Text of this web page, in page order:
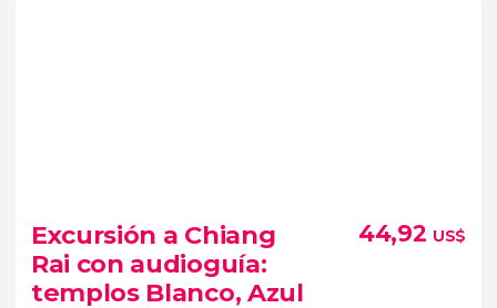
excursión a Ayutthaya
uno de los
conjuntos arqueológicos más importantes de
Tailandia
Excursión a Chiang
Rai con audioguía:
templos Blanco, Azul
44,92 US$